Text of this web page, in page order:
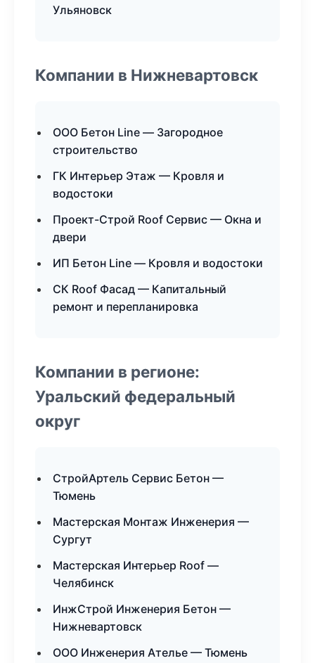
Ульяновск
Компании в Нижневартовск
ООО Бетон Line — Загородное
строительство
ГК Интерьер Этаж — Кровля и
водостоки
Проект-Строй Roof Сервис — Окна и
двери
ИП Бетон Line — Кровля и водостоки
СК Roof Фасад — Капитальный
ремонт и перепланировка
Компании в регионе:
Уральский федеральный
округ
СтройАртель Сервис Бетон —
Тюмень
Мастерская Монтаж Инженерия —
Сургут
Мастерская Интерьер Roof —
Челябинск
ИнжСтрой Инженерия Бетон —
Нижневартовск
ООО Инженерия Ателье — Тюмень